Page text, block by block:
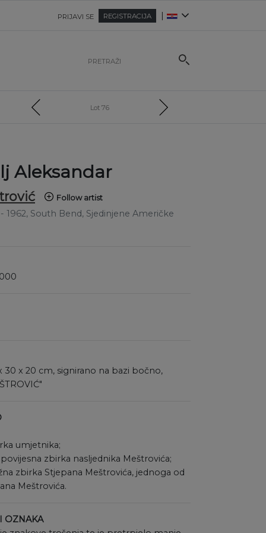
PRIJAVI SE REGISTRACIJA |
Aleksandar
Follow artist
- 1962, South Bend, Sjedinjene Američke
30 x 20 cm signirano na bazi bočno,
umjetnika;
povijesna zbirka nasljednika Meštrovića;
zbirka Stjepana Meštrovića, jednoga od
OZNAKA